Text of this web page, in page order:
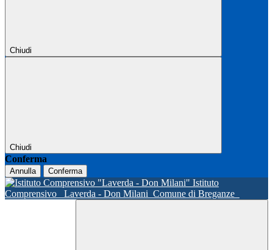
Chiudi
Chiudi
Conferma
Annulla Conferma
Istituto
Comprensivo
Laverda - Don Milani Comune di Breganze